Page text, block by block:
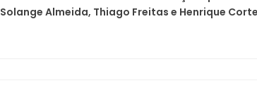
Solange Almeida, Thiago Freitas e Henrique